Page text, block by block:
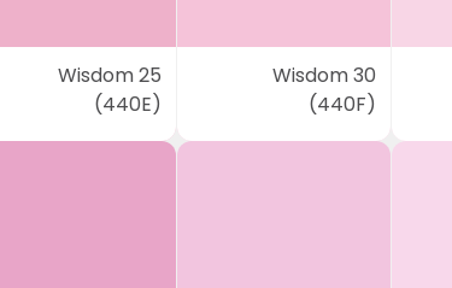
Wisdom 25
(440E)
Wisdom 30
(440F)